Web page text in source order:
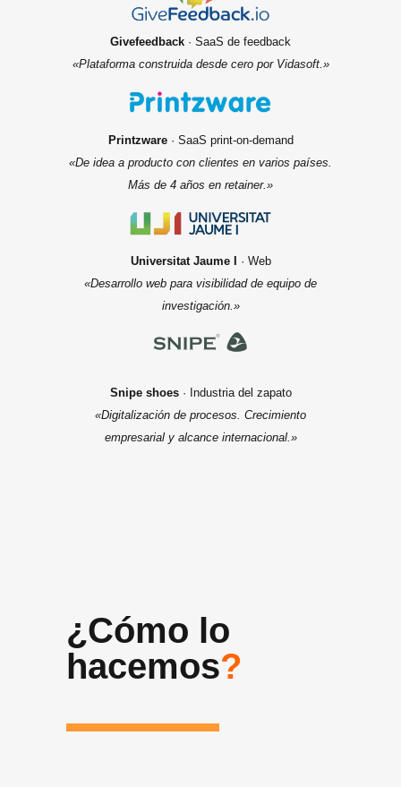
Givefeedback · SaaS de feedback
«Plataforma construida desde cero por Vidasoft.»
Printzware· SaaS print-on-demand
«De idea a producto con clientes en varios países.
Más de 4 años en retainer.»
Universitat Jaume I
· Web
«Desarrollo web para visibilidad de equipo de
investigación.»
Snipe shoes· Industria del zapato
«Digitalización de procesos. Crecimiento
empresarial y alcance internacional.»
¿Cómo lo
hacemos?